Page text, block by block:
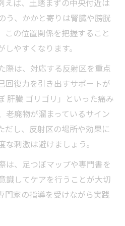
えば、土踏まずの中央付近は
う、かかと寄りは腎臓や膀胱
この位置関係を把握すること
やすくなります。
際は、対応する反射区を重点
回復力を引き出すサポートが
肝臓 ゴリゴリ」といった痛み
老廃物が溜まっているサイン
だし、反射区の場所や効果に
刺激は避けましょう。
は、足つぼマップや専門書を
識してケアを行うことが大切
門家の指導を受けながら実践